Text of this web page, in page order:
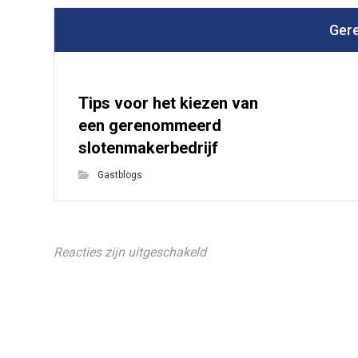
Tips voor het kiezen van
een gerenommeerd
slotenmakerbedrijf
Gastblogs
Reacties zijn uitgeschakeld